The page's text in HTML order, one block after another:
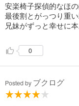
安楽椅子探偵的なほ
最後割とがっつり重
兄妹がずっと幸せに
0
Posted by ブクログ